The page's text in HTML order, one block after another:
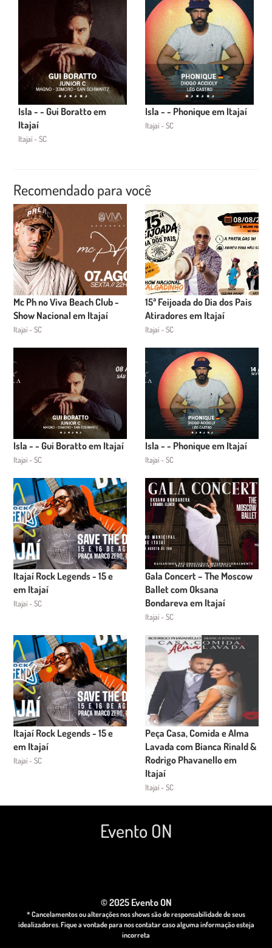
Isla - - Gui Boratto em
Itajaí
Itajaí - SC
Isla - - Phonique em Itajaí
Itajaí - SC
Recomendado para você
Mc Ph no Viva Beach Club -
Show Nacional em Itajaí
Itajaí - SC
15ª Feijoada do Dia dos Pais
Atiradores em Itajaí
Itajaí - SC
Isla - - Gui Boratto em Itajaí
Itajaí - SC
Isla - - Phonique em Itajaí
Itajaí - SC
Itajaí Rock Legends - 15 e
em Itajaí
Itajaí - SC
Gala Concert – The Moscow
Ballet com Oksana
Bondareva em Itajaí
Itajaí - SC
Itajaí Rock Legends - 15 e
em Itajaí
Itajaí - SC
Peça Casa, Comida e Alma
Lavada com Bianca Rinald &
Rodrigo Phavanello em
Itajaí
Itajaí - SC
Evento ON
© 2025 Evento ON
* Cancelamentos ou alterações nos shows são de responsabilidade de seus
idealizadores. Fique a vontade para nos contatar caso alguma informação esteja
incorreta